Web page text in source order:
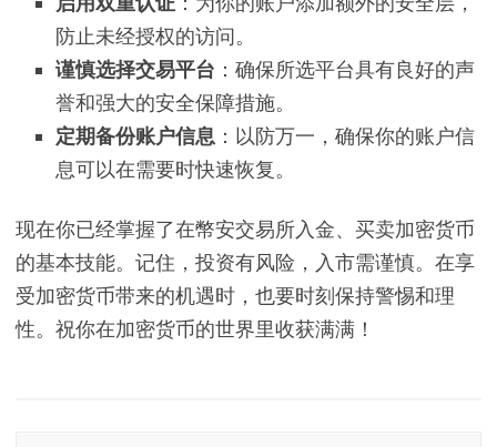
防止未经授权的访问。
谨慎选择交易平台 ：确保所选平台具有良好的声
誉和强大的安全保障措施。
定期备份账户信息 ：以防万一，确保你的账户信
息可以在需要时快速恢复。
现在你已经掌握了在幣安交易所入金、买卖加密货币
的基本技能。记住，投资有风险，入市需谨慎。在享
受加密货币带来的机遇时，也要时刻保持警惕和理
性。祝你在加密货币的世界里收获满满！